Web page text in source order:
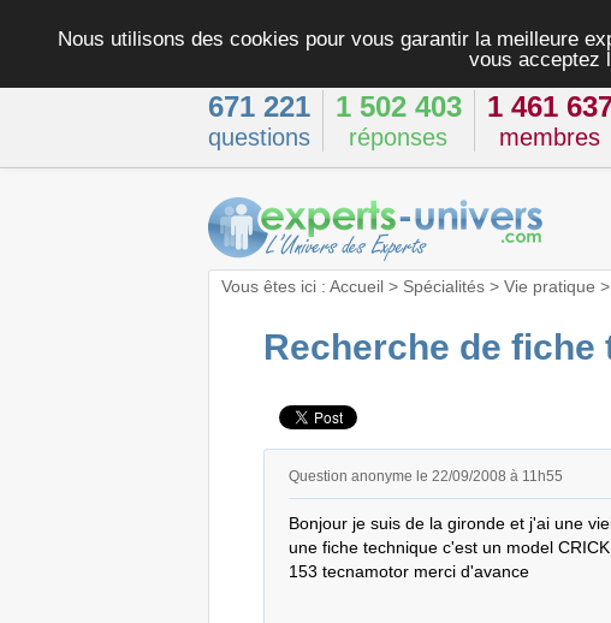
Nous utilisons des cookies pour vous garantir la meilleure
vous acceptez
671 221
questions
1 502 403
réponses
1 461
membres
Vous êtes ici : Accueil> Spécialités> Vie pratique >
Recherche de fiche
Question anonyme le 22/09/2008 à 11h55
Bonjour je suis de la gironde et j'ai une
une fiche technique c'est un model
153 tecnamotor merci d'avance